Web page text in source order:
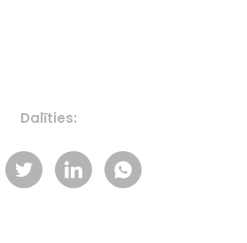
Dalīties: